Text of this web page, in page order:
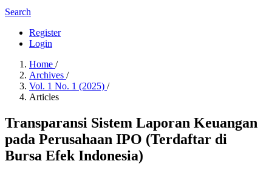
Search
Register
Login
Home /
Archives /
Vol. 1 No. 1 (2025) /
Articles
Transparansi Sistem Laporan Keuangan
pada Perusahaan IPO (Terdaftar di
Bursa Efek Indonesia)